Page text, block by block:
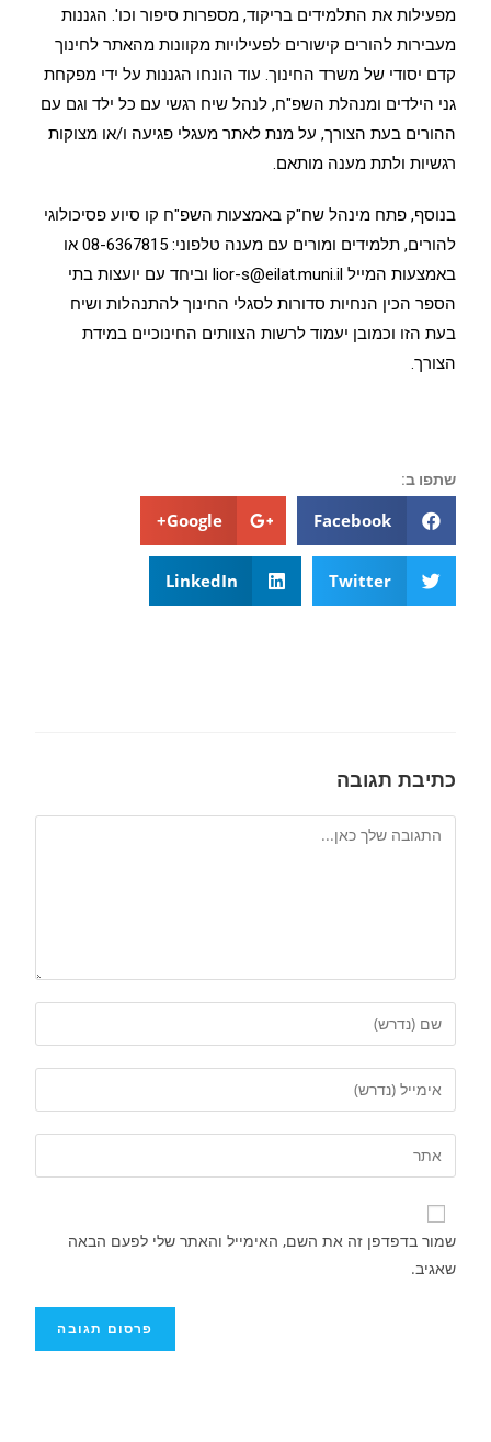
מפעילות את התלמידים בריקוד, מספרות סיפור וכו'. הגננות
מעבירות להורים קישורים לפעילויות מקוונות מהאתר לחינוך
קדם יסודי של משרד החינוך. עוד הונחו הגננות על ידי מפקחת
גני הילדים ומנהלת השפ"ח, לנהל שיח רגשי עם כל ילד וגם עם
ההורים בעת הצורך, על מנת לאתר מעגלי פגיעה ו/או מצוקות
רגשיות ולתת מענה מותאם.
בנוסף, פתח מינהל שח"ק באמצעות השפ"ח קו סיוע פסיכולוגי
להורים, תלמידים ומורים עם מענה טלפוני: 08-6367815 או
באמצעות המייל lior-s@eilat.muni.il וביחד עם יועצות בתי
הספר הכין הנחיות סדורות לסגלי החינוך להתנהלות ושיח
בעת הזו וכמובן יעמוד לרשות הצוותים החינוכיים במידת
הצורך.
שתפו ב:
Facebook
Google+
Twitter
LinkedIn
כתיבת תגובה
שמור בדפדפן זה את השם, האימייל והאתר שלי לפעם הבאה
שאגיב.